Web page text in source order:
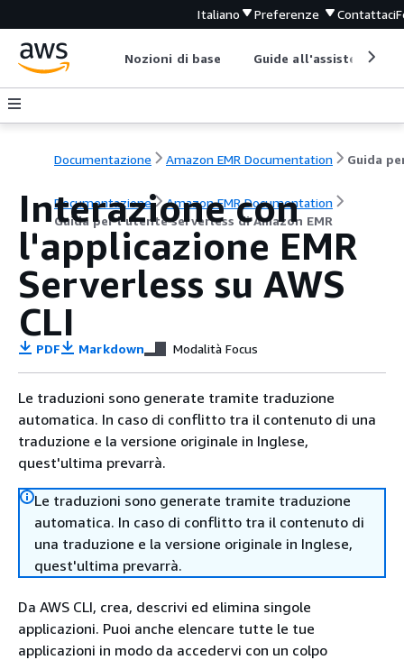
Italiano Preferenze Contattaci
Nozioni di base Guide all'assistenza
Documentazione Amazon EMR Documentation
Documentazione
Amazon EMR Documentation
Guida per l'utente serverless di Amazon EMR
Interazione con
l'applicazione EMR
Serverless su AWS
CLI
PDF Markdown Modalità Focus
Le traduzioni sono generate tramite traduzione
automatica. In caso di conflitto tra il contenuto di una
traduzione e la versione originale in Inglese,
quest'ultima prevarrà.
Le traduzioni sono generate tramite traduzione
automatica. In caso di conflitto tra il contenuto di
una traduzione e la versione originale in Inglese,
quest'ultima prevarrà.
Da AWS CLI, crea, descrivi ed elimina singole
applicazioni. Puoi anche elencare tutte le tue
applicazioni in modo da accedervi con un colpo